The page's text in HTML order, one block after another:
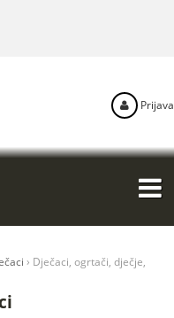
› Dječaci, ogrtači, dječje,
Prijava